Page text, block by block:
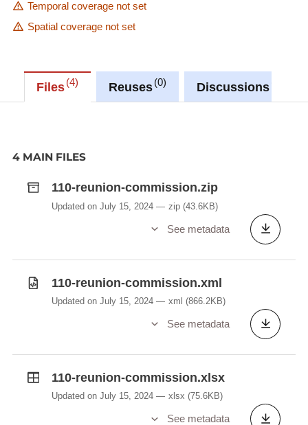
Temporal coverage not set
Spatial coverage not set
Files 4 Reuses 0 Discussions
4 MAIN FILES
110-reunion-commission.zip
Updated on July 15, 2024 zip (43.6KB)
See metadata
110-reunion-commission.xml
Updated on July 15, 2024 xml (866.2KB)
See metadata
110-reunion-commission.xlsx
Updated on July 15, 2024 xlsx (75.6KB)
See metadata